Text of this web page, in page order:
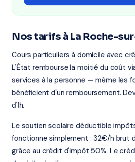
Nos tarifs à La Roche-
Cours particuliers à domicile avec
L'État rembourse la moitié du coût
services à la personne — même les
bénéficient d'un remboursement.
d'1h.
Le soutien scolaire déductible
fonctionne simplement : 32€/h brut
grâce au crédit d'impôt 50%. Le